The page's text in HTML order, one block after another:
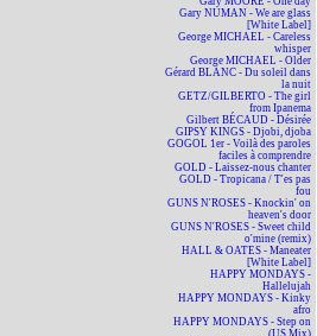
Gary NUMAN - We are glass
[White Label]
George MICHAEL - Careless
whisper
George MICHAEL - Older
Gérard BLANC - Du soleil dans
la nuit
GETZ/GILBERTO - The girl
from Ipanema
Gilbert BÉCAUD - Désirée
GIPSY KINGS - Djobi, djoba
GOGOL 1er - Voilà des paroles
faciles à comprendre
GOLD - Laissez-nous chanter
GOLD - Tropicana / T'es pas
fou
GUNS N'ROSES - Knockin' on
heaven's door
GUNS N'ROSES - Sweet child
o'mine (remix)
HALL & OATES - Maneater
[White Label]
HAPPY MONDAYS -
Hallelujah
HAPPY MONDAYS - Kinky
afro
HAPPY MONDAYS - Step on
(US Mix)